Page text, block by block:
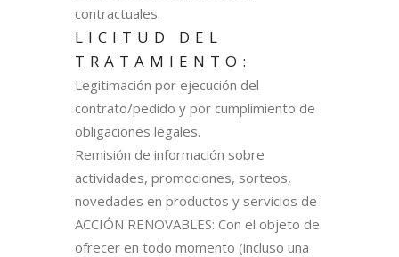
contractuales.
LICITUD DEL
TRATAMIENTO:
Legitimación por ejecución del
contrato/pedido y por cumplimiento de
obligaciones legales.
Remisión de información sobre
actividades, promociones, sorteos,
novedades en productos y servicios de
ACCIÓN RENOVABLES: Con el objeto de
ofrecer en todo momento (incluso una